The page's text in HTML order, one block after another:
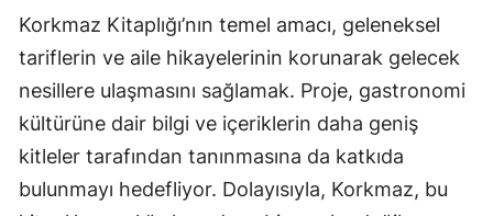
Korkmaz Kitaplığı’nın temel amacı, geleneksel
tariflerin ve aile hikayelerinin korunarak gelecek
nesillere ulaşmasını sağlamak. Proje, gastronomi
kültürüne dair bilgi ve içeriklerin daha geniş
kitleler tarafından tanınmasına da katkıda
bulunmayı hedefliyor. Dolayısıyla, Korkmaz, bu